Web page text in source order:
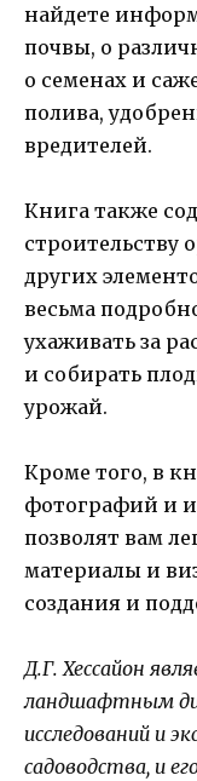
найдете
почвы, о
о семенах и
полива,
вредителей.
Книга также
строительству
других
весьма
ухаживать за
и собирать
урожай.
Кроме того, в
фотографий и
позволят вам
материалы и
создания и
Д.Г. Хессайон
ландшафтным
исследований и
садоводства, и